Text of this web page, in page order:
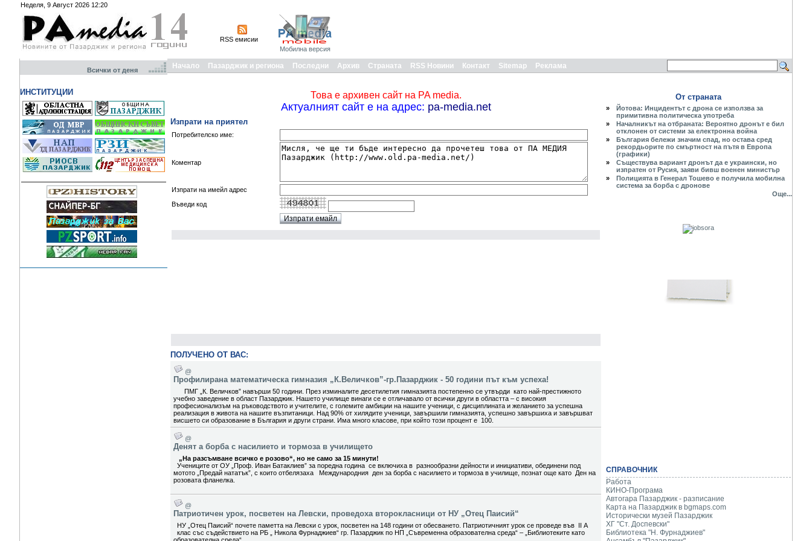
Неделя, 9 Август 2026 12:20
RSS емисии
Мобилна версия
Всички от деня
ИНСТИТУЦИИ
Начало Пазарджик и региона Последни Архив Страната RSS Новини Контакт Sitemap Реклама
Това е архивен сайт на PA media.
Актуалният сайт е на адрес: pa-media.net
Изпрати на приятел
Потребителско име:
Коментар
Изпрати на имейл адрес
Въведи код
ПОЛУЧЕНО ОТ ВАС:
@
Профилирана математическа гимназия „К.Величков”-гр.Пазарджик - 50 години път към успеха!
ПМГ „К. Величков” навърши 50 години. През изминалите десетилетия гимназията постепенно се утвърди като най-престижното
учебно заведение в област Пазарджик. Нашето училище винаги се е отличавало от всички други в областта – с високия
професионализъм на ръководството и учителите, с големите амбиции на нашите ученици, с дисциплината и желанието за успешна
реализация в живота на нашите възпитаници. Над 90% от хилядите ученици, завършили гимназията, успешно завършиха и завършват
висшето си образование в България и други страни. Има много класове, при който този процент е 100.
@
Денят а борба с насилието и тормоза в училището
„На разсъмване всичко е розово“, но не само за 15 минути!
Учениците от ОУ „Проф. Иван Батаклиев” за поредна година се включиха в разнообразни дейности и инициативи, обединени под
мотото „Предай нататък”, с които отбелязаха Международния ден за борба с насилието и тормоза в училище, познат още като Ден на
розовата фланелка.
@
Патриотичен урок, посветен на Левски, проведоха второкласници от НУ „Отец Паисий“
НУ „Отец Паисий“ почете паметта на Левски с урок, посветен на 148 години от обесването. Патриотичният урок се проведе във II А
клас със съдействието на РБ „ Никола Фурнаджиев“ гр. Пазарджик по НП „Съвременна образователна среда“ – „Библиотеките като
От страната
»
Йотова: Инцидентът с дрона се използва за
примитивна политическа употреба
»
Началникът на отбраната: Вероятно дронът е бил
отклонен от системи за електронна война
»
България бележи значим спад, но остава сред
рекордьорите по смъртност на пътя в Европа
(графики)
»
Съществува вариант дронът да е украински, но
изпратен от Русия, заяви бивш военен министър
»
Полицията в Генерал Тошево е получила мобилна
система за борба с дронове
Още...
СПРАВОЧНИК
Работа
КИНО-Програма
Автогара Пазарджик - разписание
Карта на Пазарджик в bgmaps.com
Исторически музей Пазарджик
ХГ "Ст. Доспевски"
Библиотека "Н. Фурнаджиев"